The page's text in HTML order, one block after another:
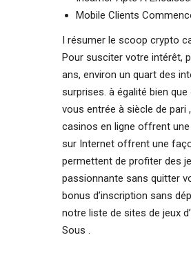
Mobile Clients
I résumer le scoop crypto
Pour susciter votre intérêt,
ans, environ un quart des
surprises. à égalité bien
vous entrée à siècle de
casinos en ligne offrent
sur Internet offrent une
permettent de profiter des
passionnante sans quitter
bonus d’inscription sans
notre liste de sites de jeux
Sous .